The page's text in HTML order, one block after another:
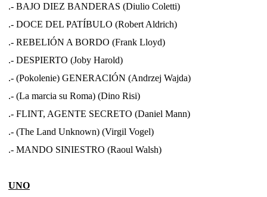
.- BAJO DIEZ BANDERAS (Diulio Coletti)
.- DOCE DEL PATÍBULO (Robert Aldrich)
.- REBELIÓN A BORDO (Frank Lloyd)
.- DESPIERTO (Joby Harold)
.- (Pokolenie) GENERACIÓN (Andrzej Wajda)
.- (La marcia su Roma) (Dino Risi)
.- FLINT, AGENTE SECRETO (Daniel Mann)
.- (The Land Unknown) (Virgil Vogel)
.- MANDO SINIESTRO (Raoul Walsh)
UNO